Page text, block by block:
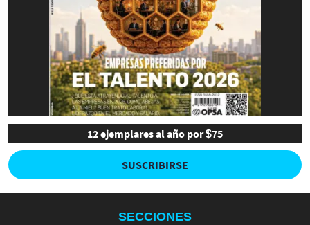
12 ejemplares al año por $75
SUSCRIBIRSE
SECCIONES